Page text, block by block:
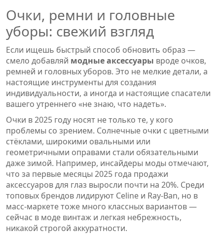
Очки, ремни и головные
уборы: свежий взгляд
Если ищешь быстрый способ обновить образ —
смело добавляй модные аксессуары вроде очков,
ремней и головных уборов. Это не мелкие детали, а
настоящие инструменты для создания
индивидуальности, а иногда и настоящие спасатели
вашего утреннего «не знаю, что надеть».
Очки в 2025 году носят не только те, у кого
проблемы со зрением. Солнечные очки с цветными
стёклами, широкими овальными или
геометричными оправами стали обязательными
даже зимой. Например, инсайдеры моды отмечают,
что за первые месяцы 2025 года продажи
аксессуаров для глаз выросли почти на 20%. Среди
топовых брендов лидируют Celine и Ray-Ban, но в
масс-маркете тоже много классных вариантов —
сейчас в моде винтаж и легкая небрежность,
никакой строгой аккуратности.